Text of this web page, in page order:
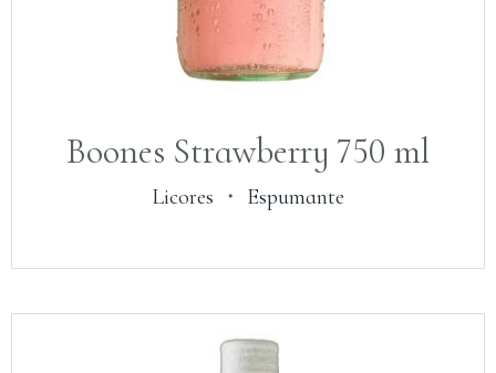
Boones Strawberry 750 ml
Licores ・ Espumante